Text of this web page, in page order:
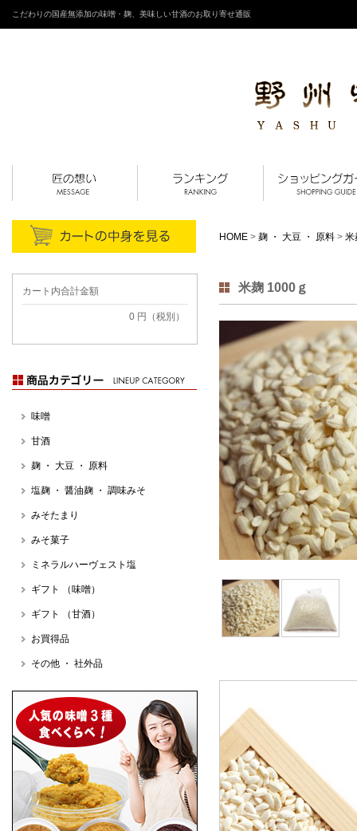
こだわりの国産無添加の味噌・麹、美味しい甘酒のお取り寄せ通販
HOME > 麹 ・ 大豆 ・ 原料 > 米
米麹 1000ｇ
カート内合計金額
0 円（税別）
味噌
甘酒
麹 ・ 大豆 ・ 原料
塩麹 ・ 醤油麹 ・ 調味みそ
みそたまり
みそ菓子
ミネラルハーヴェスト塩
ギフト （味噌）
ギフト （甘酒）
お買得品
その他 ・ 社外品